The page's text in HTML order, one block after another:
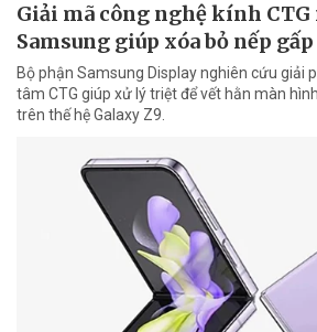
Giải mã công nghệ kính CTG
Samsung giúp xóa bỏ nếp
Bộ phận Samsung Display nghiên cứu giải
tâm CTG giúp xử lý triệt để vết hằn màn
trên thế hệ Galaxy Z9.